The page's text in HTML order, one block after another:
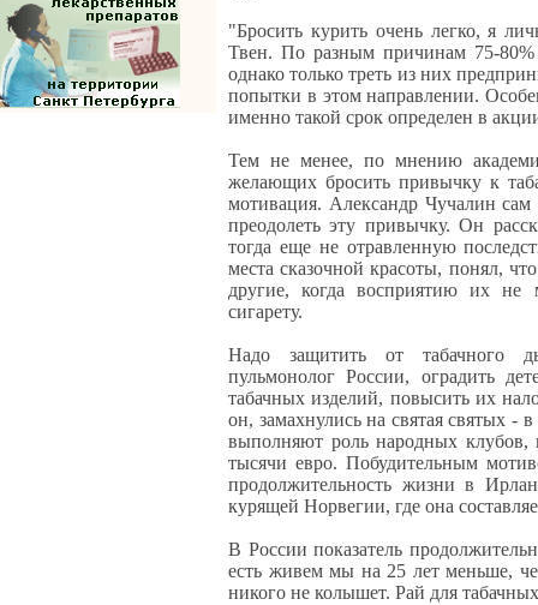
"Бросить курить очень легко, я
Твен. По разным причинам 75-
однако только треть из них
попытки в этом направлении.
именно такой срок определен в
Тем не менее, по мнению
желающих бросить привычку к
мотивация. Александр Чучалин
преодолеть эту привычку. Он
тогда еще не отравленную
места сказочной красоты, понял,
другие, когда восприятию их не
сигарету.
Надо защитить от табачного
пульмонолог России, оградить
табачных изделий, повысить их
он, замахнулись на святая святых -
выполняют роль народных клубов,
тысячи евро. Побудительным
продолжительность жизни в
курящей Норвегии, где она
В России показатель
есть живем мы на 25 лет меньше,
никого не колышет. Рай для